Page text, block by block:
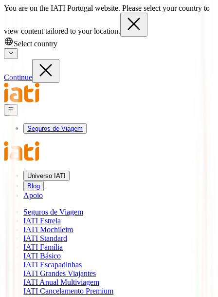
You are on the IATI Portugal website. Please select your country to
view content tailored to your location.
Select country
Continue
Seguros de Viagem
Universo IATI
Blog
Apoio
Seguros de Viagem
IATI Estrela
IATI Mochileiro
IATI Standard
IATI Família
IATI Básico
IATI Escapadinhas
IATI Grandes Viajantes
IATI Anual Multiviagem
IATI Cancelamento Premium